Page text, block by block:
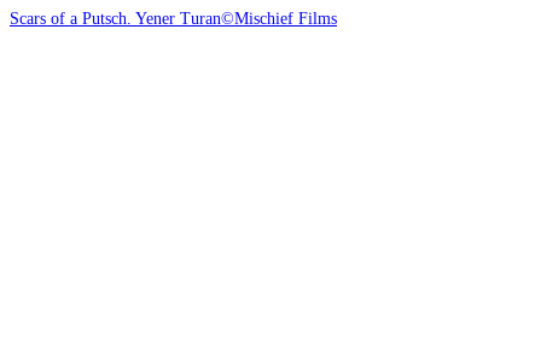
Scars of a Putsch. Yener Turan©Mischief Films